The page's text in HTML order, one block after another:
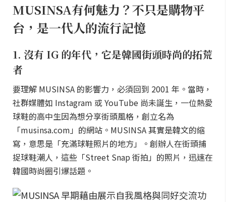
MUSINSA有何魅力？不只是購物平
台，是一代人的流行記憶
1. 沒有 IG 的年代，它是韓國街頭時尚的拓荒
者
要理解 MUSINSA 的影響力，必須回到 2001 年。當時，
社群媒體如 Instagram 或 YouTube 尚未誕生，一位熱愛
球鞋的高中生因為想分享街頭風格，創立名為
「musinsa.com」的網站。MUSINSA 其實是韓文的縮
寫，意思是「充滿球鞋照片的地方」。創辦人在街頭捕
捉球鞋潮人，這些「Street Snap 街拍」的照片，迅速在
韓國時尚圈引爆話題。